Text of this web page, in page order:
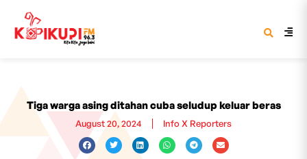
Tiga warga asing ditahan cuba seludup keluar beras
August 20, 2024 Info X Reporters